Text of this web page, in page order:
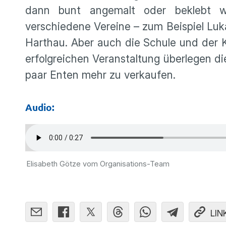
dann bunt angemalt oder beklebt
verschiedene Vereine – zum Beispiel
Harthau. Aber auch die Schule und
erfolgreichen Veranstaltung überlegen
paar Enten mehr zu verkaufen.
Audio:
Elisabeth Götze vom Organisations-Team